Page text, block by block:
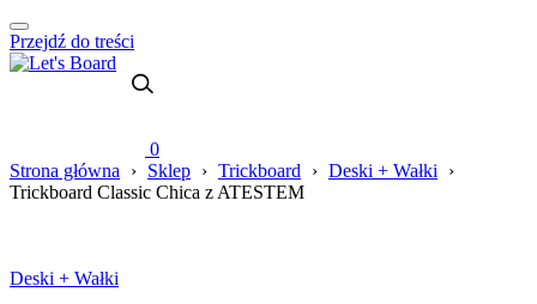
Przejdź do treści
0
Strona główna
› Sklep › Trickboard › Deski + Wałki
›
Trickboard Classic Chica z ATESTEM
Deski + Wałki